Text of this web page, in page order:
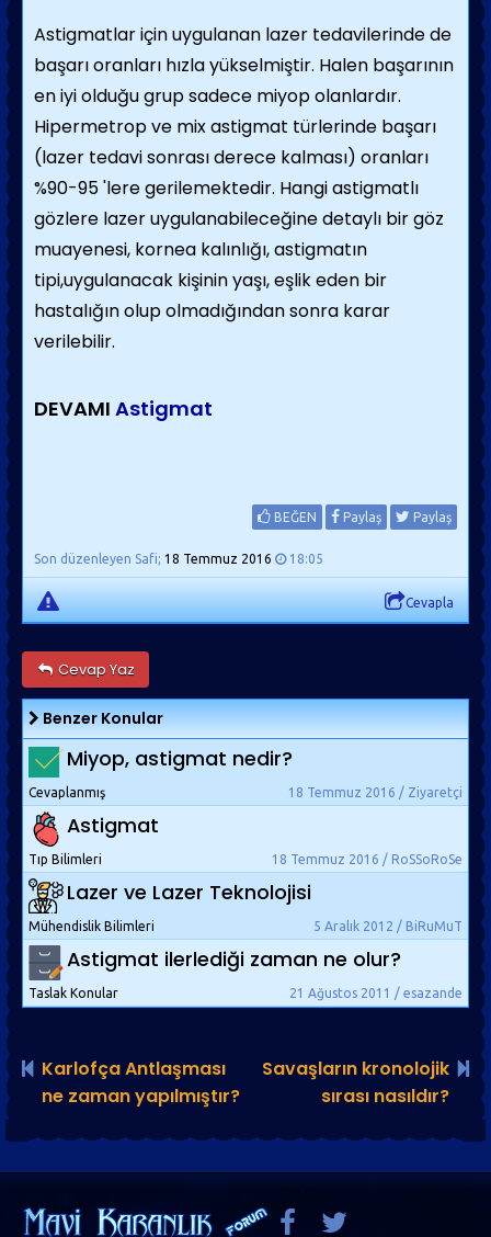
Astigmatlar için uygulanan lazer tedavilerinde de
başarı oranları hızla yükselmiştir. Halen başarının
en iyi olduğu grup sadece miyop olanlardır.
Hipermetrop ve mix astigmat türlerinde başarı
(lazer tedavi sonrası derece kalması) oranları
%90-95 'lere gerilemektedir. Hangi astigmatlı
gözlere lazer uygulanabileceğine detaylı bir göz
muayenesi, kornea kalınlığı, astigmatın
tipi,uygulanacak kişinin yaşı, eşlik eden bir
hastalığın olup olmadığından sonra karar
verilebilir.
DEVAMI Astigmat
BEĞEN Paylaş Paylaş
Son düzenleyen Safi; 18 Temmuz 2016 18:05
Cevapla
Cevap Yaz
Benzer Konular
Miyop, astigmat nedir?
18 Temmuz 2016 / Ziyaretçi
Cevaplanmış
Astigmat
18 Temmuz 2016 / RoSSoRoSe
Tıp Bilimleri
Lazer ve Lazer Teknolojisi
5 Aralık 2012 / BiRuMuT
Mühendislik Bilimleri
Astigmat ilerlediği zaman ne olur?
21 Ağustos 2011 / esazande
Taslak Konular
Karlofça Antlaşması
ne zaman yapılmıştır?
Savaşların kronolojik
sırası nasıldır?